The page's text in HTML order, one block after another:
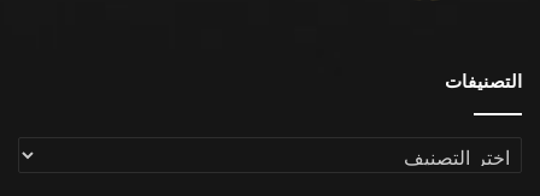
التصنيفات
التصنيفات